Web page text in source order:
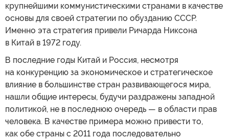
крупнейшими коммунистическими странами в качестве
основы для своей стратегии по обузданию СССР.
Именно эта стратегия привели Ричарда Никсона
в Китай в 1972 году.
В последние годы Китай и Россия, несмотря
на конкуренцию за экономическое и стратегическое
влияние в большинстве стран развивающегося мира,
нашли общие интересы, будучи раздражены западной
политикой, не в последнюю очередь — в области прав
человека. В качестве примера можно привести то,
как обе страны с 2011 года последовательно